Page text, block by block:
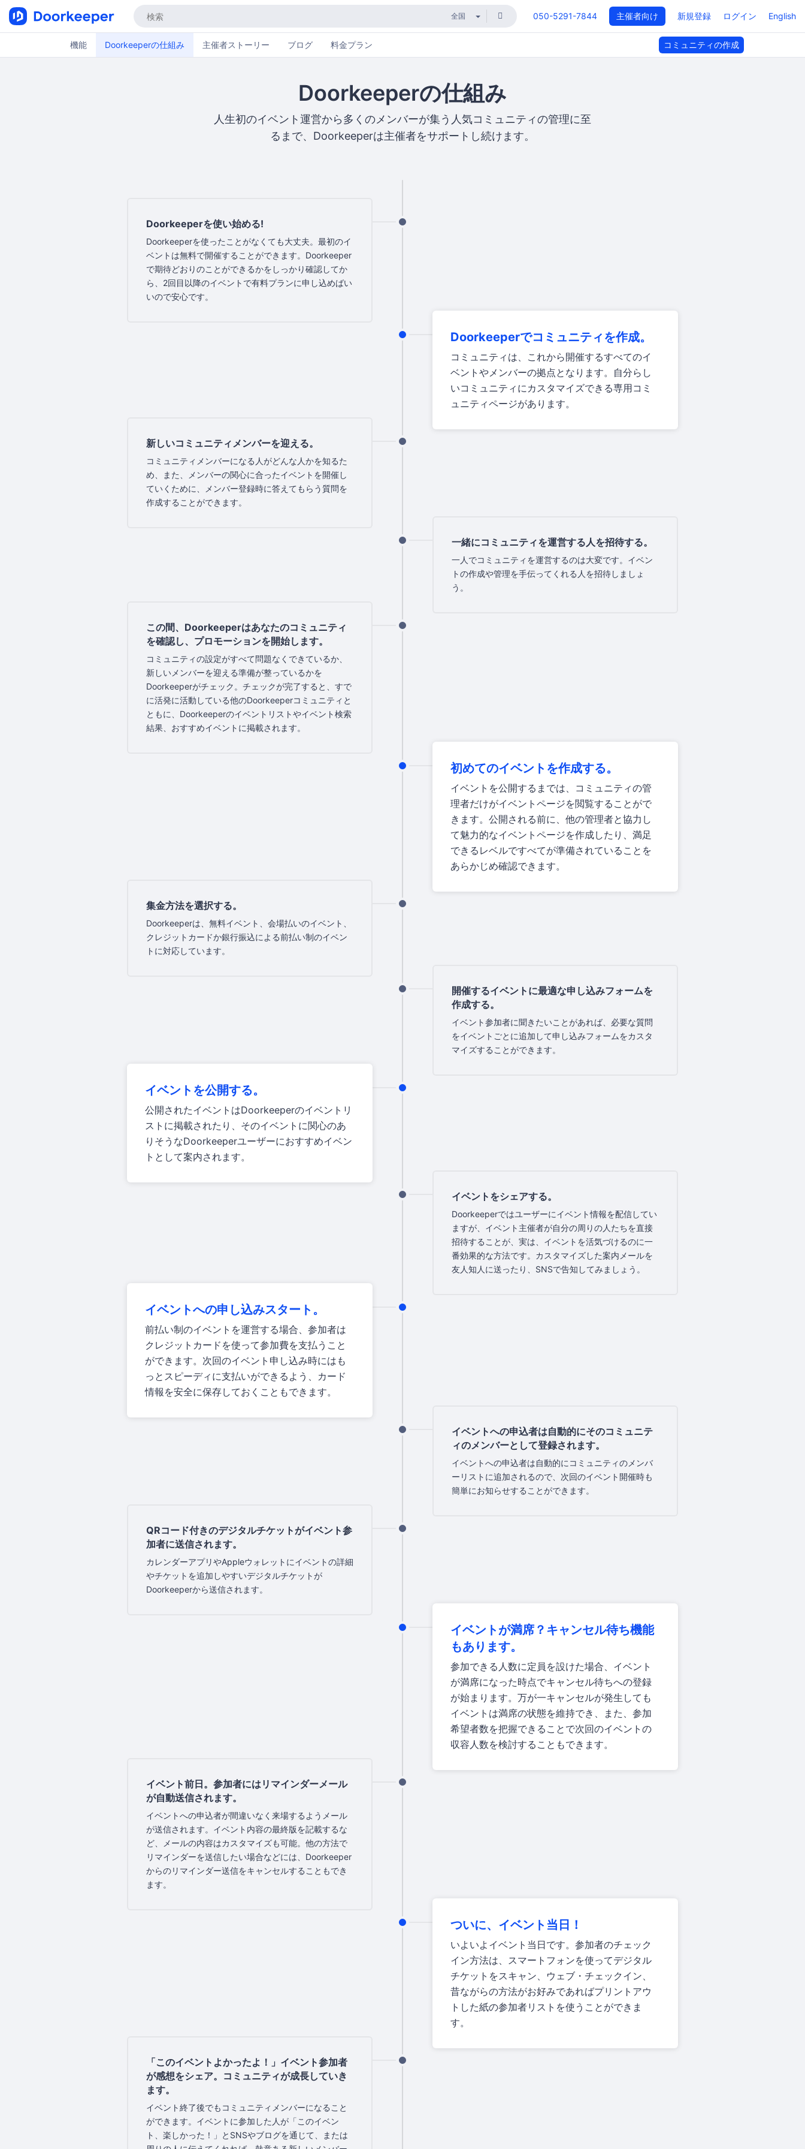
050-5291-7844 主催者向け 新規登録 ログイン English
機能 Doorkeeperの仕組み 主催者ストーリー ブログ 料金プラン コミュニティの作成
Doorkeeperの仕組み
人生初のイベント運営から多くのメンバーが集う人気コミュニティの管理に至
るまで、Doorkeeperは主催者をサポートし続けます。
Doorkeeperを使い始める!
Doorkeeperを使ったことがなくても大丈夫。最初のイ
ベントは無料で開催することができます。Doorkeeper
で期待どおりのことができるかをしっかり確認してか
ら、2回目以降のイベントで有料プランに申し込めばい
いので安心です。
Doorkeeperでコミュニティを作成。
コミュニティは、これから開催するすべてのイ
ベントやメンバーの拠点となります。自分らし
いコミュニティにカスタマイズできる専用コミ
ュニティページがあります。
新しいコミュニティメンバーを迎える。
コミュニティメンバーになる人がどんな人かを知るた
め、また、メンバーの関心に合ったイベントを開催し
ていくために、メンバー登録時に答えてもらう質問を
作成することができます。
一緒にコミュニティを運営する人を招待する。
一人でコミュニティを運営するのは大変です。イベン
トの作成や管理を手伝ってくれる人を招待しましょ
う。
この間、Doorkeeperはあなたのコミュニティ
を確認し、プロモーションを開始します。
コミュニティの設定がすべて問題なくできているか、
新しいメンバーを迎える準備が整っているかを
Doorkeeperがチェック。チェックが完了すると、すで
に活発に活動している他のDoorkeeperコミュニティと
ともに、Doorkeeperのイベントリストやイベント検索
結果、おすすめイベントに掲載されます。
初めてのイベントを作成する。
イベントを公開するまでは、コミュニティの管
理者だけがイベントページを閲覧することがで
きます。公開される前に、他の管理者と協力し
て魅力的なイベントページを作成したり、満足
できるレベルですべてが準備されていることを
あらかじめ確認できます。
集金方法を選択する。
Doorkeeperは、無料イベント、会場払いのイベント、
クレジットカードか銀行振込による前払い制のイベン
トに対応しています。
開催するイベントに最適な申し込みフォームを
作成する。
イベント参加者に聞きたいことがあれば、必要な質問
をイベントごとに追加して申し込みフォームをカスタ
マイズすることができます。
イベントを公開する。
公開されたイベントはDoorkeeperのイベントリ
ストに掲載されたり、そのイベントに関心のあ
りそうなDoorkeeperユーザーにおすすめイベン
トとして案内されます。
イベントをシェアする。
Doorkeeperではユーザーにイベント情報を配信してい
ますが、イベント主催者が自分の周りの人たちを直接
招待することが、実は、イベントを活気づけるのに一
番効果的な方法です。カスタマイズした案内メールを
友人知人に送ったり、SNSで告知してみましょう。
イベントへの申し込みスタート。
前払い制のイベントを運営する場合、参加者は
クレジットカードを使って参加費を支払うこと
ができます。次回のイベント申し込み時にはも
っとスピーディに支払いができるよう、カード
情報を安全に保存しておくこともできます。
イベントへの申込者は自動的にそのコミュニテ
ィのメンバーとして登録されます。
イベントへの申込者は自動的にコミュニティのメンバ
ーリストに追加されるので、次回のイベント開催時も
簡単にお知らせすることができます。
QRコード付きのデジタルチケットがイベント参
加者に送信されます。
カレンダーアプリやAppleウォレットにイベントの詳細
やチケットを追加しやすいデジタルチケットが
Doorkeeperから送信されます。
イベントが満席？キャンセル待ち機能
もあります。
参加できる人数に定員を設けた場合、イベント
が満席になった時点でキャンセル待ちへの登録
が始まります。万が一キャンセルが発生しても
イベントは満席の状態を維持でき、また、参加
希望者数を把握できることで次回のイベントの
収容人数を検討することもできます。
イベント前日。参加者にはリマインダーメール
が自動送信されます。
イベントへの申込者が間違いなく来場するようメール
が送信されます。イベント内容の最終版を記載するな
ど、メールの内容はカスタマイズも可能。他の方法で
リマインダーを送信したい場合などには、Doorkeeper
からのリマインダー送信をキャンセルすることもでき
ます。
ついに、イベント当日！
いよいよイベント当日です。参加者のチェック
イン方法は、スマートフォンを使ってデジタル
チケットをスキャン、ウェブ・チェックイン、
昔ながらの方法がお好みであればプリントアウ
トした紙の参加者リストを使うことができま
す。
「このイベントよかったよ！」イベント参加者
が感想をシェア。コミュニティが成長していき
ます。
イベント終了後でもコミュニティメンバーになること
ができます。イベントに参加した人が「このイベン
ト、楽しかった！」とSNSやブログを通じて、または